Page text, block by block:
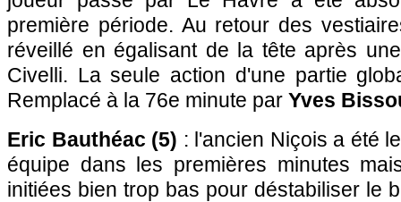
première période. Au retour des
réveillé en égalisant de la tête après
Civelli. La seule action d'une partie
Remplacé à la 76e minute par Yves
Eric Bauthéac (5) : l'ancien Niçois a été
équipe dans les premières minutes
initiées bien trop bas pour déstabiliser le